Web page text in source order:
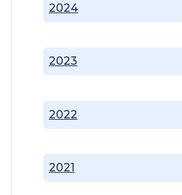
2021
2022
2023
2024